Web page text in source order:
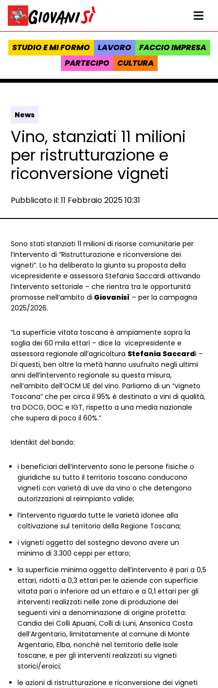
Vai al contenuto
Homepage Giovanisì - Progetto della Regione Toscana
STUDIO E MI FORMO LAVORO
FACCIO IMPRESA
PARTECIPO
CULTURA
News
Vino, stanziati 11 milioni
per ristrutturazione e
riconversione vigneti
Data e ora:
Pubblicato il: 11 Febbraio 2025 10:31
Dettagli articolo
Sono stati stanziati 11 milioni di risorse comunitarie per
l’intervento di “Ristrutturazione e riconversione dei
vigneti”. Lo ha deliberato la giunta su proposta della
vicepresidente e assessora Stefania Saccardi attivando
l’intervento settoriale – che rientra tra le opportunità
promosse nell’ambito di Giovanisì – per la campagna
2025/2026.
“La superficie vitata toscana è ampiamente sopra la
soglia dei 60 mila ettari – dice la vicepresidente e
assessora regionale all’agricoltura Stefania Saccardi –
Di questi, ben oltre la metà hanno usufruito negli ultimi
anni dell’intervento regionale su questa misura,
nell’ambito dell’OCM UE del vino. Parliamo di un “vigneto
Toscana” che per circa il 95% è destinato a vini di qualità,
tra DOCG, DOC e IGT, rispetto a una media nazionale
che supera di poco il 60%.”
Identikit del bando:
i beneficiari dell’intervento sono le persone fisiche o
giuridiche su tutto il territorio toscano conducono
vigneti con varietà di uve da vino o che detengono
autorizzazioni al reimpianto valide;
l’intervento riguarda tutte le varietà idonee alla
coltivazione sul territorio della Regione Toscana;
i vigneti oggetto del sostegno devono avere un
minimo di 3.300 ceppi per ettaro;
la superficie minima oggetto dell’intervento è pari a 0,5
ettari, ridotti a 0,3 ettari per le aziende con superficie
vitata pari o inferiore ad un ettaro e a 0,1 ettari per gli
interventi realizzati nelle zone di produzione dei
seguenti vini a denominazione di origine protetta:
Candia dei Colli Apuani, Colli di Luni, Ansonica Costa
dell’Argentario, limitatamente al comune di Monte
Argentario, Elba, nonché nel territorio delle isole
toscane, e per gli interventi realizzati su vigneti
storici/eroici;
le azioni di ristrutturazione e riconversione dei vigneti